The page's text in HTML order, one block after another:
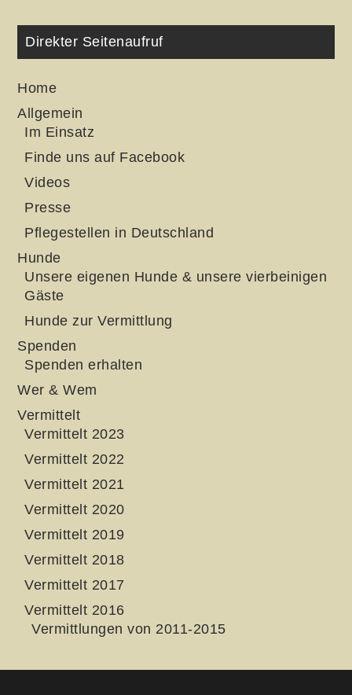
Direkter Seitenaufruf
Home
Allgemein
Im Einsatz
Finde uns auf Facebook
Videos
Presse
Pflegestellen in Deutschland
Hunde
Unsere eigenen Hunde & unsere vierbeinigen
Gäste
Hunde zur Vermittlung
Spenden
Spenden erhalten
Wer & Wem
Vermittelt
Vermittelt 2023
Vermittelt 2022
Vermittelt 2021
Vermittelt 2020
Vermittelt 2019
Vermittelt 2018
Vermittelt 2017
Vermittelt 2016
Vermittlungen von 2011-2015